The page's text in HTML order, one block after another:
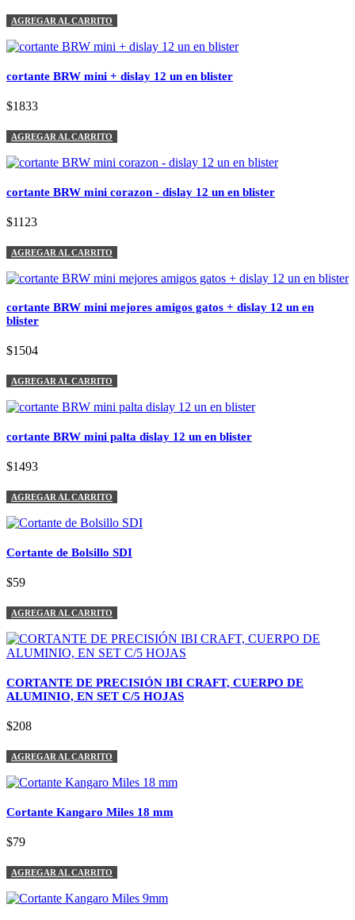
AGREGAR AL CARRITO
cortante BRW mini + dislay 12 un en blister
$1833
AGREGAR AL CARRITO
cortante BRW mini corazon - dislay 12 un en blister
$1123
AGREGAR AL CARRITO
cortante BRW mini mejores amigos gatos + dislay 12 un en
blister
$1504
AGREGAR AL CARRITO
cortante BRW mini palta dislay 12 un en blister
$1493
AGREGAR AL CARRITO
Cortante de Bolsillo SDI
$59
AGREGAR AL CARRITO
CORTANTE DE PRECISIÓN IBI CRAFT, CUERPO DE
ALUMINIO, EN SET C/5 HOJAS
$208
AGREGAR AL CARRITO
Cortante Kangaro Miles 18 mm
$79
AGREGAR AL CARRITO